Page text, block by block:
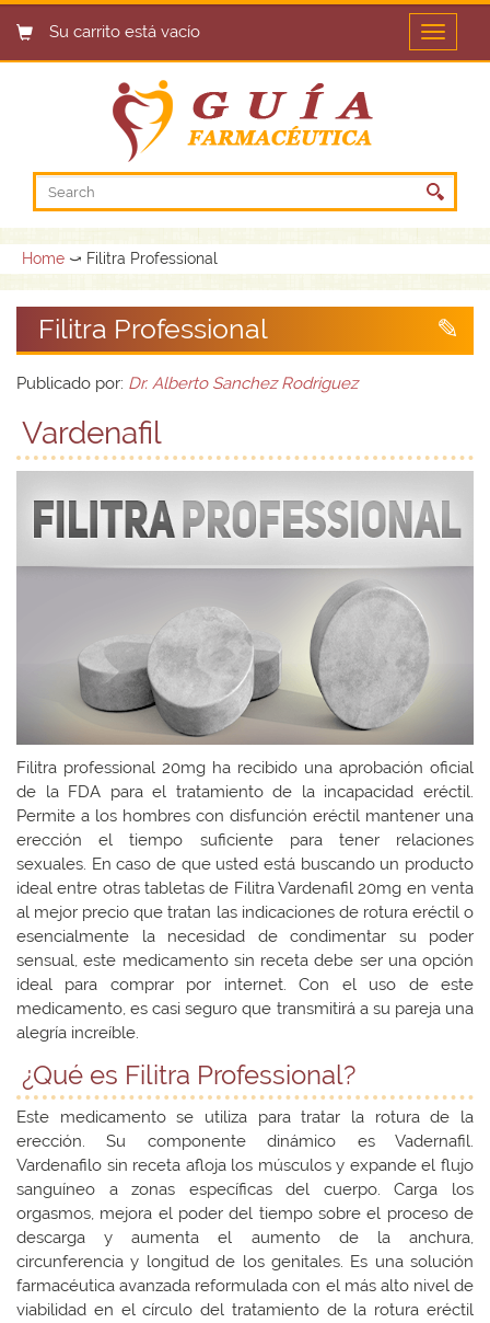
Su carrito está vacío
Open
menu
Home ⤻ Filitra Professional
Filitra Professional
Publicado por: Dr. Alberto Sanchez Rodriguez
Vardenafil
Filitra professional 20mg ha recibido una aprobación oficial
de la FDA para el tratamiento de la incapacidad eréctil.
Permite a los hombres con disfunción eréctil mantener una
erección el tiempo suficiente para tener relaciones
sexuales. En caso de que usted está buscando un producto
ideal entre otras tabletas de Filitra Vardenafil 20mg en venta
al mejor precio que tratan las indicaciones de rotura eréctil o
esencialmente la necesidad de condimentar su poder
sensual, este medicamento sin receta debe ser una opción
ideal para comprar por internet. Con el uso de este
medicamento, es casi seguro que transmitirá a su pareja una
alegría increíble.
¿Qué es Filitra Professional?
Este medicamento se utiliza para tratar la rotura de la
erección. Su componente dinámico es Vadernafil.
Vardenafilo sin receta afloja los músculos y expande el flujo
sanguíneo a zonas específicas del cuerpo. Carga los
orgasmos, mejora el poder del tiempo sobre el proceso de
descarga y aumenta el aumento de la anchura,
circunferencia y longitud de los genitales. Es una solución
farmacéutica avanzada reformulada con el más alto nivel de
viabilidad en el círculo del tratamiento de la rotura eréctil